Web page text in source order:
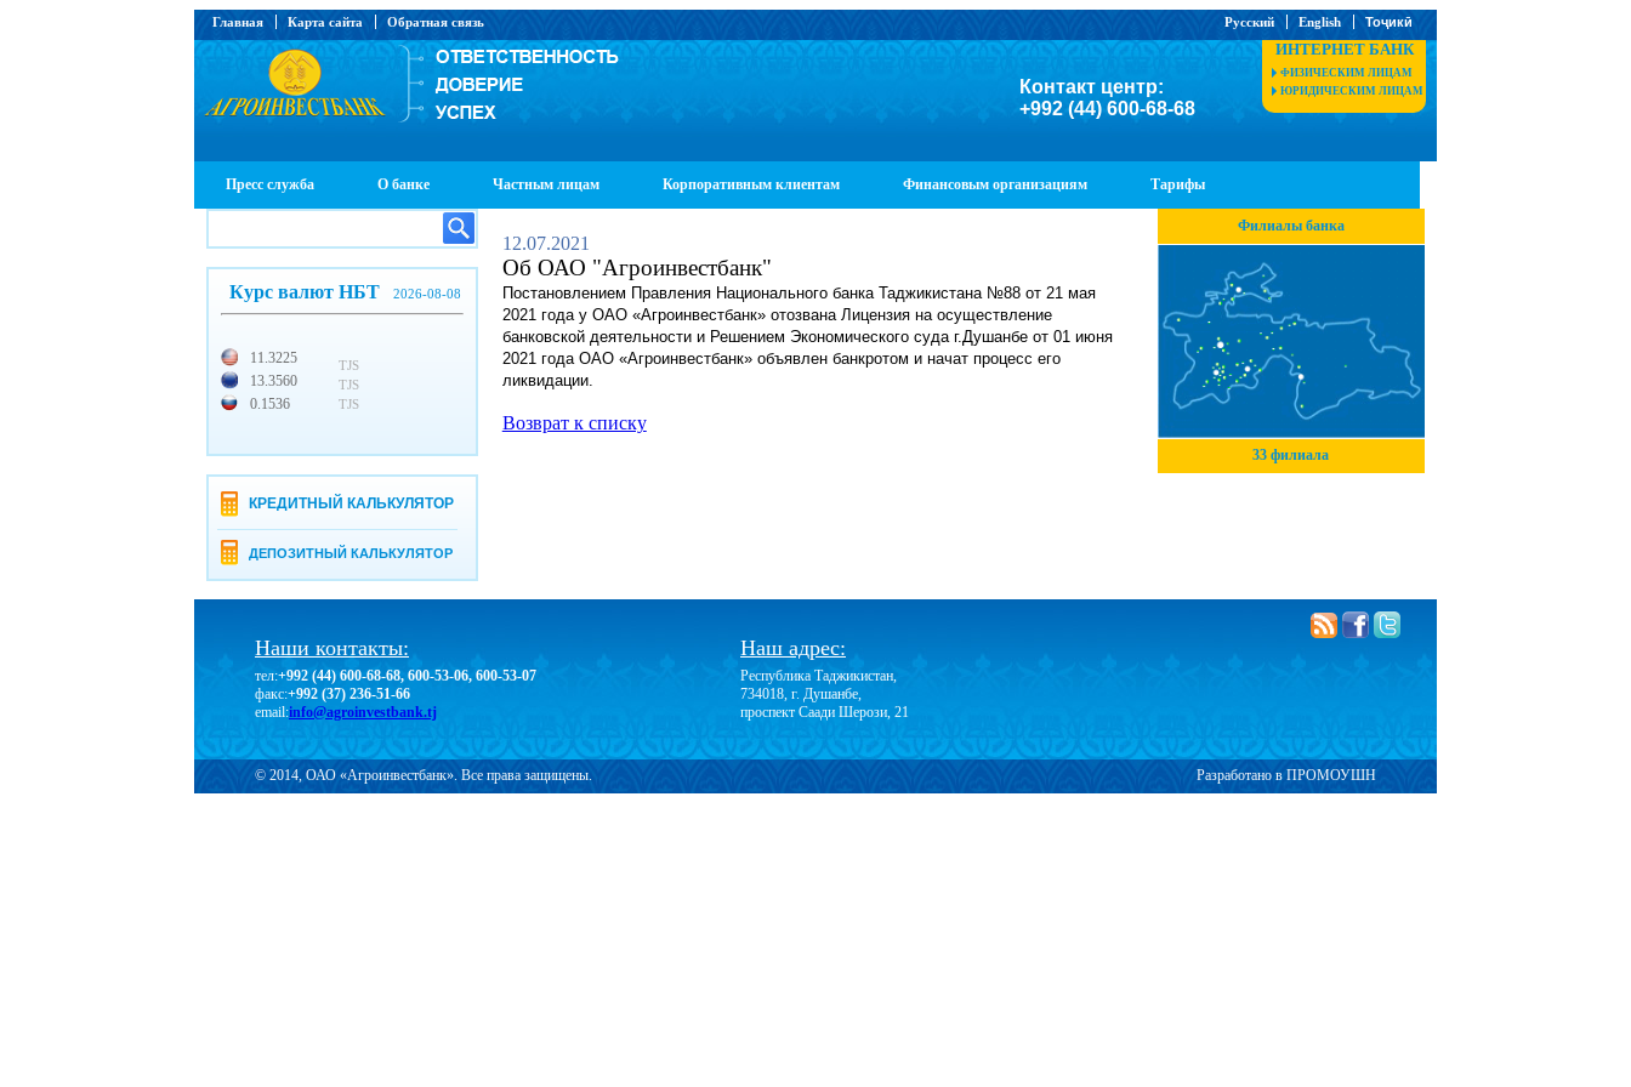
Главная Карта сайта Обратная связь Русский English Тоҷикӣ
Контакт центр:
+992 (44) 600-68-68
ИНТЕРНЕТ БАНК
ФИЗИЧЕСКИМ ЛИЦАМ
ЮРИДИЧЕСКИМ ЛИЦАМ
Пресс служба О банке Частным лицам Корпоративным клиентам Финансовым организациям Тарифы
Курс валют НБТ 2026-08-08
11.3225
13.3560
0.1536
TJS
TJS
TJS
КРЕДИТНЫЙ КАЛЬКУЛЯТОР
ДЕПОЗИТНЫЙ КАЛЬКУЛЯТОР
12.07.2021
Об ОАО "Агроинвестбанк"
Постановлением Правления Национального банка Таджикистана №88 от 21 мая
2021 года у ОАО «Агроинвестбанк» отозвана Лицензия на осуществление
банковской деятельности и Решением Экономического суда г.Душанбе от 01 июня
2021 года ОАО «Агроинвестбанк» объявлен банкротом и начат процесс его
ликвидации.
Возврат к списку
Филиалы банка
33 филиала
Наши контакты:
тел:+992 (44) 600-68-68, 600-53-06, 600-53-07
факс:+992 (37) 236-51-66
email:info@agroinvestbank.tj
Наш адрес:
Республика Таджикистан,
734018, г. Душанбе,
проспект Саади Шерози, 21
© 2014, ОАО «Агроинвестбанк». Все права защищены. Разработано в ПРОМОУШН